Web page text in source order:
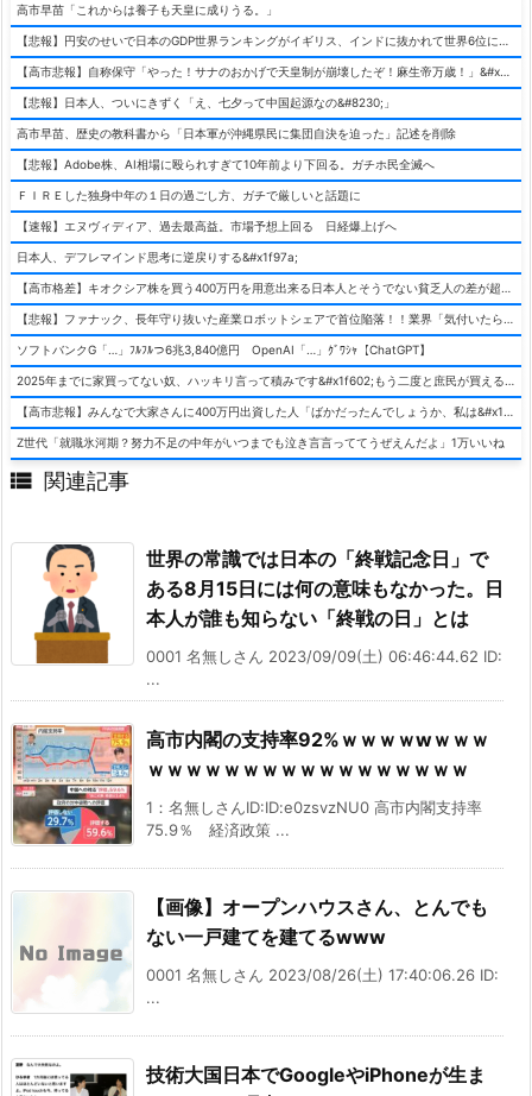
高市早苗「これからは養子も天皇に成りうる。」
【悲報】日本人、ついにきずく「え、七夕って中国起源なの&#8230;」
高市早苗、歴史の教科書から「日本軍が沖縄県民に集団自決を迫った」記述を削除
【悲報】Adobe株、AI相場に殴られすぎて10年前より下回る。ガチホ民全滅へ
ＦＩＲＥした独身中年の１日の過ごし方、ガチで厳しいと話題に
【速報】エヌヴィディア、過去最高益。市場予想上回る 日経爆上げへ
日本人、デフレマインド思考に逆戻りする&#x1f97a;
ソフトバンクG「…」ﾌﾙﾌﾙつ6兆3,840億円 OpenAI「…」ｸﾞﾜｼｬ【ChatGPT】
Z世代「就職氷河期？努力不足の中年がいつまでも泣き言言っててうぜえんだよ」1万いいね
 関連記事
世界の常識では日本の「終戦記念日」で
ある8月15日には何の意味もなかった。日
本人が誰も知らない「終戦の日」とは
0001 名無しさん 2023/09/09(土) 06:46:44.62 ID:
...
高市内閣の支持率92%ｗｗｗｗwｗｗｗ
ｗｗｗｗｗｗｗｗｗｗｗｗｗｗｗｗｗ
1：名無しさんID:ID:e0zsvzNU0 高市内閣支持率
75.9％ 経済政策 ...
【画像】オープンハウスさん、とんでも
ない一戸建てを建てるwww
0001 名無しさん 2023/08/26(土) 17:40:06.26 ID:
...
技術大国日本でGoogleやiPhoneが生ま